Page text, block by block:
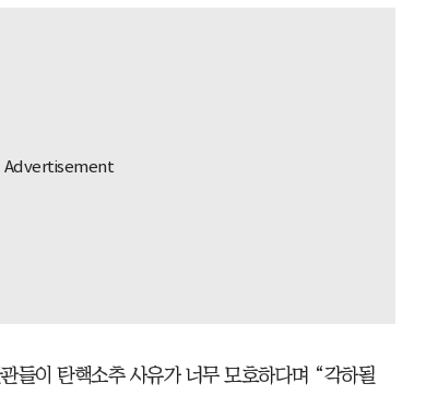
들이 탄핵소추 사유가 너무 모호하다며 “각하될